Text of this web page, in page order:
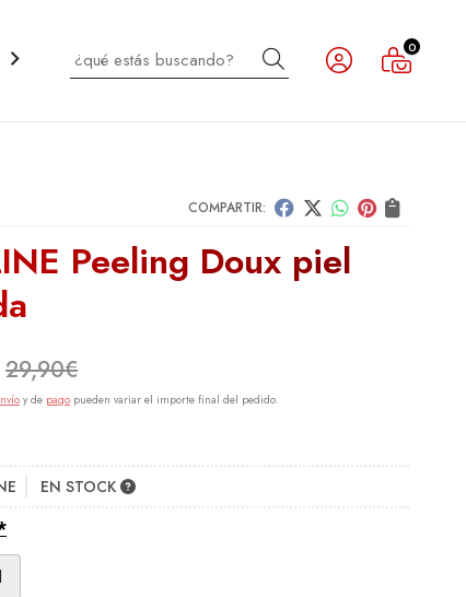
CABELLO INFANTIL NOVEDADES OUTLET
Buscar 0
COMPARTIR:
Peeling Doux piel
29,90€
y de pago pueden variar el importe final del pedido.
EN STOCK